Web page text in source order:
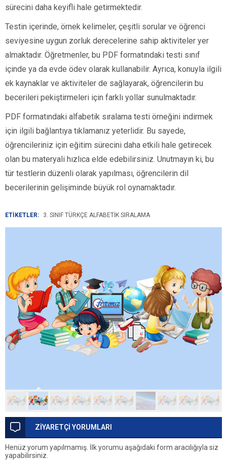
sürecini daha keyifli hale getirmektedir.
Testin içerinde, örnek kelimeler, çeşitli sorular ve öğrenci
seviyesine uygun zorluk derecelerine sahip aktiviteler yer
almaktadır. Öğretmenler, bu PDF formatındaki testi sınıf
içinde ya da evde ödev olarak kullanabilir. Ayrıca, konuyla ilgili
ek kaynaklar ve aktiviteler de sağlayarak, öğrencilerin bu
becerileri pekiştirmeleri için farklı yollar sunulmaktadır.
PDF formatındaki alfabetik sıralama testi örneğini indirmek
için ilgili bağlantıya tıklamanız yeterlidir. Bu sayede,
öğrencileriniz için eğitim sürecini daha etkili hale getirecek
olan bu materyali hızlıca elde edebilirsiniz. Unutmayın ki, bu
tür testlerin düzenli olarak yapılması, öğrencilerin dil
becerilerinin gelişiminde büyük rol oynamaktadır.
ETİKETLER: 3. SINIF TÜRKÇE ALFABETIK SIRALAMA
ZİYARETÇİ YORUMLARI
Henüz yorum yapılmamış. İlk yorumu aşağıdaki form aracılığıyla siz
yapabilirsiniz.